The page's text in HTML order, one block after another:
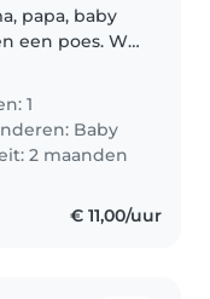
papa, baby
een poes. Wij
Wij
het
Wij
1
Baby
2 maanden
€ 11,00/uur